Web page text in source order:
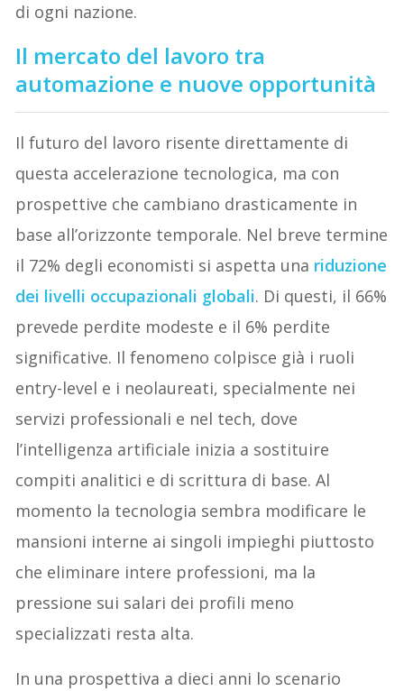
di ogni nazione.
Il mercato del lavoro tra
automazione e nuove opportunità
Il futuro del lavoro risente direttamente di
questa accelerazione tecnologica, ma con
prospettive che cambiano drasticamente in
base all’orizzonte temporale. Nel breve termine
il 72% degli economisti si aspetta una riduzione
dei livelli occupazionali globali. Di questi, il 66%
prevede perdite modeste e il 6% perdite
significative. Il fenomeno colpisce già i ruoli
entry-level e i neolaureati, specialmente nei
servizi professionali e nel tech, dove
l’intelligenza artificiale inizia a sostituire
compiti analitici e di scrittura di base. Al
momento la tecnologia sembra modificare le
mansioni interne ai singoli impieghi piuttosto
che eliminare intere professioni, ma la
pressione sui salari dei profili meno
specializzati resta alta.
In una prospettiva a dieci anni lo scenario